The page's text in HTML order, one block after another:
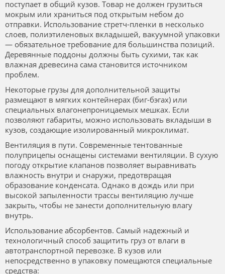
поступает в общий кузов. Товар не должен грузиться
мокрым или храниться под открытым небом до
отправки. Использование стретч-пленки в несколько
слоев, полиэтиленовых вкладышей, вакуумной упаковки
— обязательное требование для большинства позиций.
Деревянные поддоны должны быть сухими, так как
влажная древесина сама становится источником
проблем.
Некоторые грузы для дополнительной защиты
размещают в мягких контейнерах (биг-бэгах) или
специальных влагонепроницаемых мешках. Если
позволяют габариты, можно использовать вкладыши в
кузов, создающие изолированный микроклимат.
Вентиляция в пути. Современные тентованные
полуприцепы оснащены системами вентиляции. В сухую
погоду открытие клапанов позволяет выравнивать
влажность внутри и снаружи, предотвращая
образование конденсата. Однако в дождь или при
высокой запыленности трассы вентиляцию лучше
закрыть, чтобы не занести дополнительную влагу
внутрь.
Использование абсорбентов. Самый надежный и
технологичный способ защитить груз от влаги в
автотранспортной перевозке. В кузов или
непосредственно в упаковку помещаются специальные
средства: